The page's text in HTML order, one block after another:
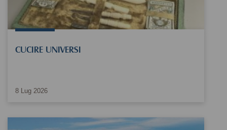
CUCIRE UNIVERSI
8 Lug 2026